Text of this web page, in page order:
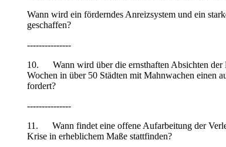
Wann wird ein förderndes Anreizsystem und ein
geschaffen?
---------------
10. Wann wird über die ernsthaften Absichten der
Wochen in über 50 Städten mit Mahnwachen einen
fordert?
---------------
11. Wann findet eine offene Aufarbeitung der
Krise in erheblichem Maße stattfinden?